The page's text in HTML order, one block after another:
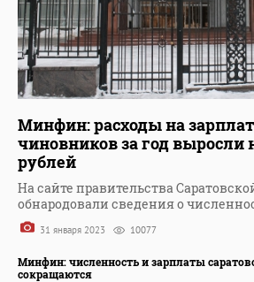
Минфин: расходы на
чиновников за год выросли
рублей
На сайте правительства
обнародовали сведения о
31 января 2023 10077
Минфин: численность и зарплаты
сокращаются